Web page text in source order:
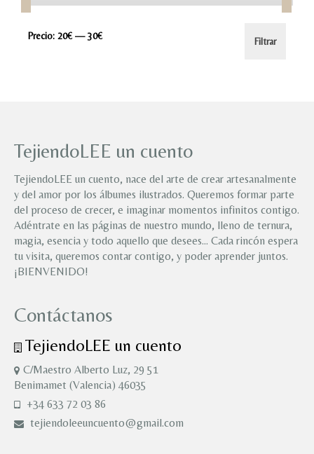
Precio
Precio
Filtrar
Precio: 20€ —30€
TejiendoLEE un cuento
TejiendoLEE un cuento, nace del arte de crear artesanalmente
y del amor por los álbumes ilustrados. Queremos formar parte
del proceso de crecer, e imaginar momentos infinitos contigo.
Adéntrate en las páginas de nuestro mundo, lleno de ternura,
magia, esencia y todo aquello que desees… Cada rincón espera
tu visita, queremos contar contigo, y poder aprender juntos.
¡BIENVENIDO!
Contáctanos
TejiendoLEE un cuento
C/Maestro Alberto Luz, 29 51
Benimamet (Valencia) 46035
+34 633 72 03 86
tejiendoleeuncuento@gmail.com